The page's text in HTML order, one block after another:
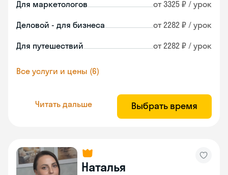
Для маркетологов от 3325 ₽ / урок
Деловой - для бизнеса от 2282 ₽ / урок
Для путешествий от 2282 ₽ / урок
Все услуги и цены (6)
Читать дальше Выбрать время
Наталья